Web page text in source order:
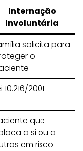
Internação
Involuntária
solicita para
o
10.216/2001
que
a si ou a
em risco